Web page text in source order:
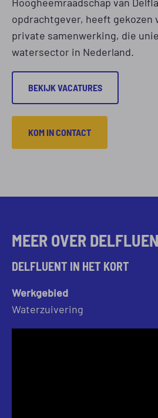
opdrachtgever, heeft gekozen
private samenwerking, die
watersector in Nederland.
BEKIJK VACATURES
KOM IN CONTACT
MEER OVER
DELFLUENT IN HET KORT
Werkgebied
Waterzuivering